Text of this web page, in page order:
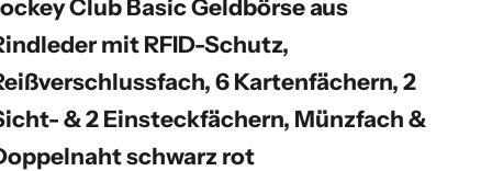
Club Basic Geldbörse aus
mit RFID-Schutz,
6 Kartenfächern, 2
& 2 Einsteckfächern, Münzfach &
schwarz rot